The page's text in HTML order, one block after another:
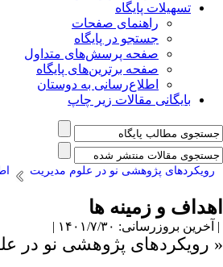
تسهیلات پایگاه
راهنمای صفحات
جستجو در پایگاه
صفحه پرسش‌های متداول
صفحه برترین‌های پایگاه
اطلاع‌رسانی به دوستان
بایگانی مقالات زیر چاپ
رویکردهای پژوهشی نو در علوم مدیریت
اهداف و زمینه ها
| آخرین بروزرسانی: ۱۴۰۱/۷/۳۰ |
« رویکردهای پژوهشی نو در